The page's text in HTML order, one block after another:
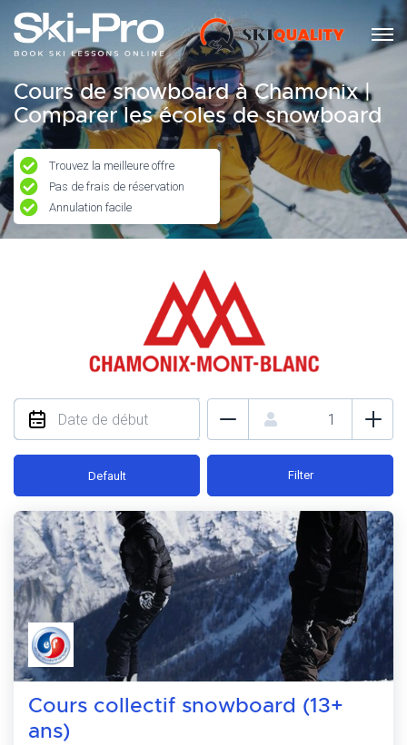
Cours de snowboard à Chamonix |
Comparer les écoles de snowboard
Trouvez la meilleure offre
Pas de frais de réservation
Annulation facile
Default Filter
Cours collectif snowboard (13+
ans)